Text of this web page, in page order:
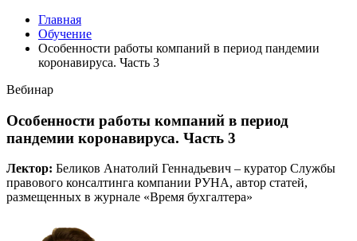
Главная
Обучение
Особенности работы компаний в период пандемии
коронавируса. Часть 3
Вебинар
Особенности работы компаний в период
пандемии коронавируса. Часть 3
Лектор: Беликов Анатолий Геннадьевич – куратор Службы
правового консалтинга компании РУНА, автор статей,
размещенных в журнале «Время бухгалтера»